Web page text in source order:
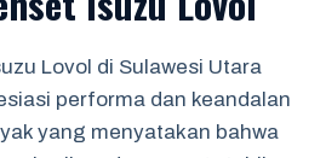
Lovol di Sulawesi Utara
performa dan keandalan
yang menyatakan bahwa